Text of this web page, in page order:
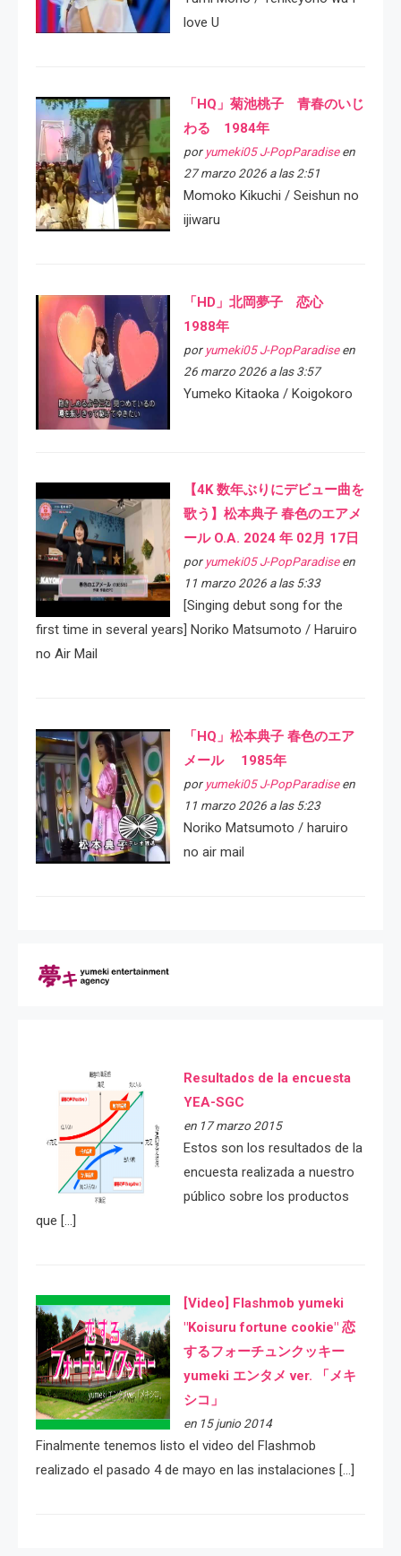
love U
「HQ」菊池桃子 青春のいじ
わる 1984年
por yumeki05 J-PopParadiseen
27 marzo 2026 a las 2:51
Momoko Kikuchi / Seishun no
ijiwaru
「HD」北岡夢子 恋心
1988年
por yumeki05 J-PopParadiseen
26 marzo 2026 a las 3:57
Yumeko Kitaoka / Koigokoro
【4K 数年ぶりにデビュー曲を
歌う】松本典子 春色のエアメ
ール O.A. 2024 年 02月 17日
por yumeki05 J-PopParadiseen
11 marzo 2026 a las 5:33
[Singing debut song for the
first time in several years] Noriko Matsumoto / Haruiro
no Air Mail
「HQ」松本典子 春色のエア
メール 1985年
por yumeki05 J-PopParadiseen
11 marzo 2026 a las 5:23
Noriko Matsumoto / haruiro
no air mail
Resultados de la encuesta
YEA-SGC
en 17 marzo 2015
Estos son los resultados de la
encuesta realizada a nuestro
público sobre los productos
que […]
[Video] Flashmob yumeki
"Koisuru fortune cookie" 恋
するフォーチュンクッキー
yumeki エンタメ ver. 「メキ
シコ」
en 15 junio 2014
Finalmente tenemos listo el video del Flashmob
realizado el pasado 4 de mayo en las instalaciones […]